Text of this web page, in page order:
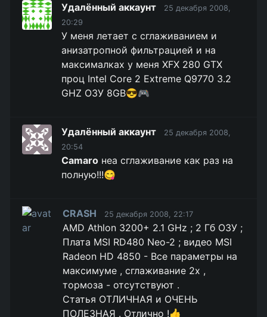
Удалённый аккаунт
25 декабря 2008,
20:29
У меня летает с сглаживанием и
анизатропной фильтрацией и на
максималках у меня XFX 280 GTX
проц Intel Core 2 Extreme Q9770 3.2
GHZ ОЗУ 8GB😎🎮
Удалённый аккаунт
25 декабря 2008,
20:54
Camaro неа сглаживание как раз на
полную!!!😋
CRASH 25 декабря 2008, 22:17
AMD Athlon 3200+ 2.1 GHz ; 2 Гб ОЗУ ;
Плата MSI RD480 Neo-2 ; видео MSI
Radeon HD 4850 - Все параметры на
максимуме , сглаживание 2x ,
тормоза - отсутствуют .
Статья ОТЛИЧНАЯ и ОЧЕНЬ
ПОЛЕЗНАЯ . Отлично !👍